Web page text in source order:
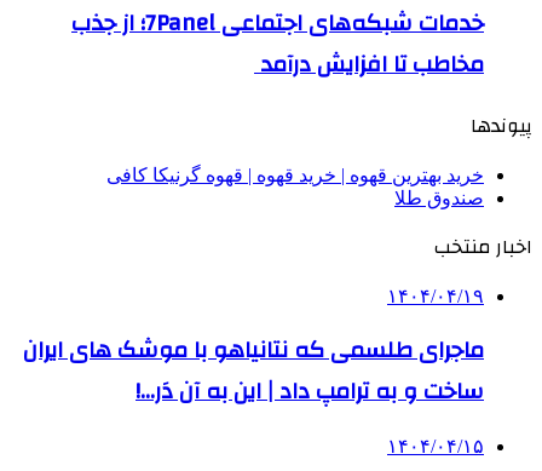
خدمات شبکه‌های اجتماعی 7Panel؛ از جذب
مخاطب تا افزایش درآمد
پیوندها
خرید بهترین قهوه | خرید قهوه | قهوه گرنیکا کافی
صندوق طلا
اخبار منتخب
۱۴۰۴/۰۴/۱۹
ماجرای طلسمی که نتانیاهو با موشک های ایران
ساخت و به ترامپ داد | این به آن دَر…!
۱۴۰۴/۰۴/۱۵